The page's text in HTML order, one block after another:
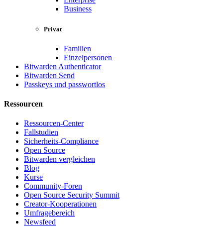
Business
Privat
Familien
Einzelpersonen
Bitwarden Authenticator
Bitwarden Send
Passkeys und passwortlos
Ressourcen
Ressourcen-Center
Fallstudien
Sicherheits-Compliance
Open Source
Bitwarden vergleichen
Blog
Kurse
Community-Foren
Open Source Security Summit
Creator-Kooperationen
Umfragebereich
Newsfeed